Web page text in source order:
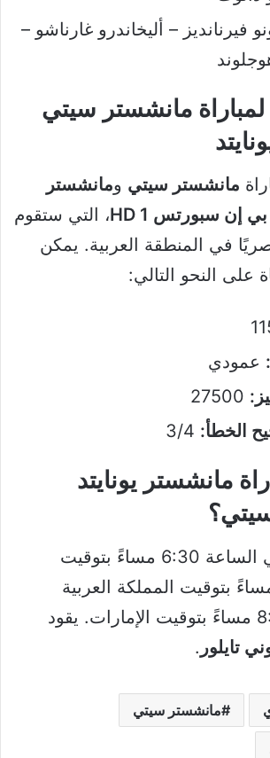
فيرنانديز – أليخاندرو غارناشو –
مانشستر سيتي
مانشستر سيتي ومانشستر
بي إن سبورتس HD 1
، التي ستقوم
في المنطقة العربية. يمكن
على النحو التالي:
عمودي
الخطأ:
مانشستر يونايتد
تُقام المباراة في الساعة 6:30 مساءً بتوقيت
7:30 مساءً بتوقيت المملكة العربية
السعودية، و8:30 مساءً بتوقيت الإمارات. يقود
تايلور .
مانشستر سيتي